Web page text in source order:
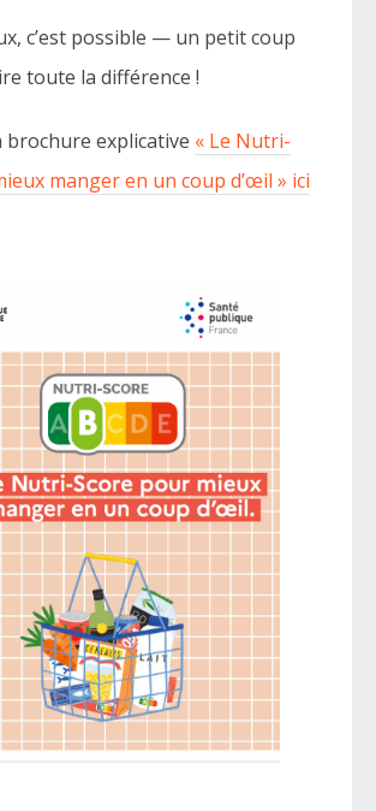
c’est possible — un petit coup
toute la différence !
brochure explicative « Le Nutri-
manger en un coup d’œil » ici